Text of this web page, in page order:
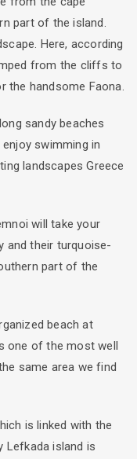
part of the island.
Here, according
from the cliffs to
handsome Faona.
sandy beaches
swimming in
landscapes Greece
will take your
and their turquoise-
part of the
beach at
one of the most well
same area we find
is linked with the
Lefkada island is